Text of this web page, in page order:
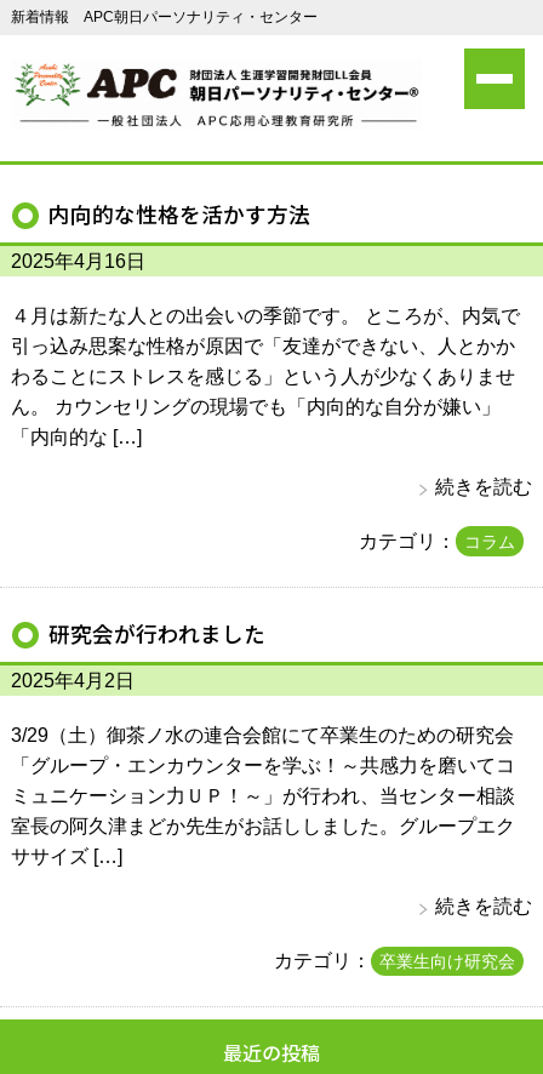
新着情報 APC朝日パーソナリティ・センター
内向的な性格を活かす方法
2025年4月16日
４月は新たな人との出会いの季節です。 ところが、内気で
引っ込み思案な性格が原因で「友達ができない、人とかか
わることにストレスを感じる」という人が少なくありませ
ん。 カウンセリングの現場でも「内向的な自分が嫌い」
「内向的な […]
続きを読む
カテゴリ： コラム
研究会が行われました
2025年4月2日
3/29（土）御茶ノ水の連合会館にて卒業生のための研究会
「グループ・エンカウンターを学ぶ！～共感力を磨いてコ
ミュニケーション力ＵＰ！～」が行われ、当センター相談
室長の阿久津まどか先生がお話ししました。グループエク
ササイズ […]
続きを読む
カテゴリ： 卒業生向け研究会
最近の投稿